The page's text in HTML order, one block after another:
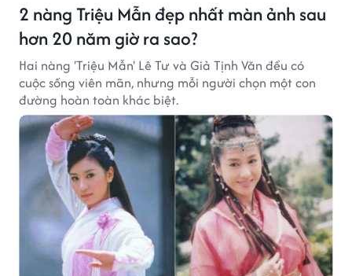
2 nàng Triệu Mẫn đẹp nhất màn ảnh sau
hơn 20 năm giờ ra sao?
Hai nàng 'Triệu Mẫn' Lê Tư và Giả Tịnh Văn đều có
cuộc sống viên mãn, nhưng mỗi người chọn một con
đường hoàn toàn khác biệt.